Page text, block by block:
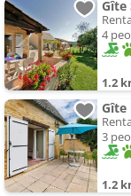
Gîte
4
1.2
Gîte
3
1.2